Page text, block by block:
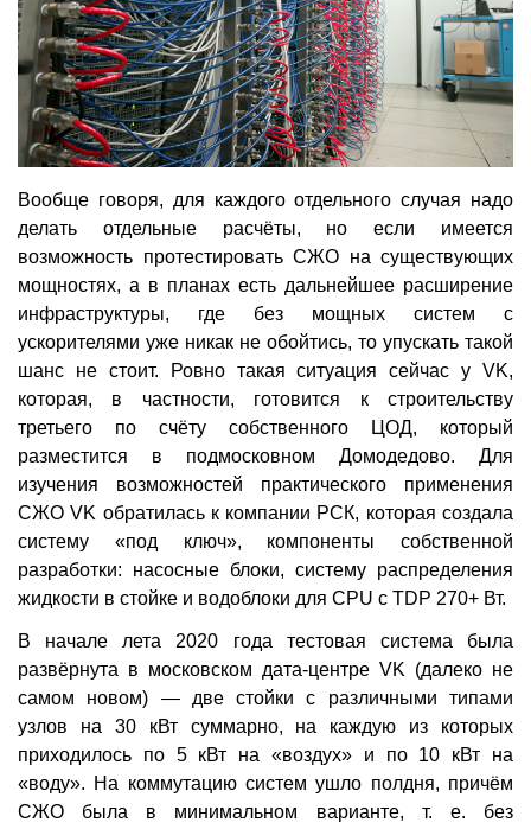
Вообще говоря, для каждого отдельного случая надо
делать отдельные расчёты, но если имеется
возможность протестировать СЖО на существующих
мощностях, а в планах есть дальнейшее расширение
инфраструктуры, где без мощных систем с
ускорителями уже никак не обойтись, то упускать такой
шанс не стоит. Ровно такая ситуация сейчас у VK,
которая, в частности, готовится к строительству
третьего по счёту собственного ЦОД, который
разместится в подмосковном Домодедово. Для
изучения возможностей практического применения
СЖО VK обратилась к компании РСК, которая создала
систему «под ключ», компоненты собственной
разработки: насосные блоки, систему распределения
жидкости в стойке и водоблоки для CPU с TDP 270+ Вт.
В начале лета 2020 года тестовая система была
развёрнута в московском дата-центре VK (далеко не
самом новом) — две стойки с различными типами
узлов на 30 кВт суммарно, на каждую из которых
приходилось по 5 кВт на «воздух» и по 10 кВт на
«воду». На коммутацию систем ушло полдня, причём
СЖО была в минимальном варианте, т. е. без